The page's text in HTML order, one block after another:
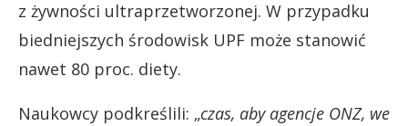
z żywności ultraprzetworzonej. W przypadku
biedniejszych środowisk UPF może stanowić
nawet 80 proc. diety.
Naukowcy podkreślili: „czas, aby agencje ONZ, we